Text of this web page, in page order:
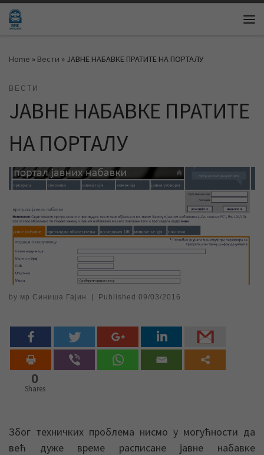
Skip to content
Home » Вести » ЈАВНЕ НАБАВКЕ ПРАТИТЕ НА ПОРТАЛУ
ВЕСТИ
ЈАВНЕ НАБАВКЕ ПРАТИТЕ
НА ПОРТАЛУ
by мр Синиша Гајин Published 09/03/2016
0
Shares
Због техничких проблема нисмо у могућности да
већ дуже време расписане јавне набавке